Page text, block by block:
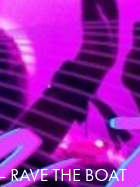
RAVE THE BOAT